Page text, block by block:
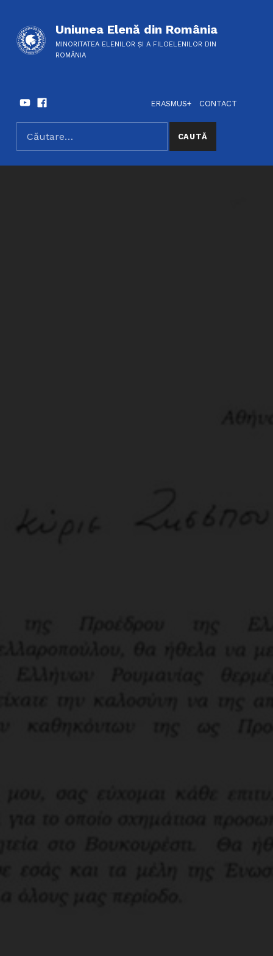
Uniunea Elenă din România
MINORITATEA ELENILOR ȘI A FILOELENILOR DIN
ROMÂNIA
SOCIAL LINKS
YoutubeFacebook
ERASMUS+
CONTACT
SEARCH THE SITE
Caută după: